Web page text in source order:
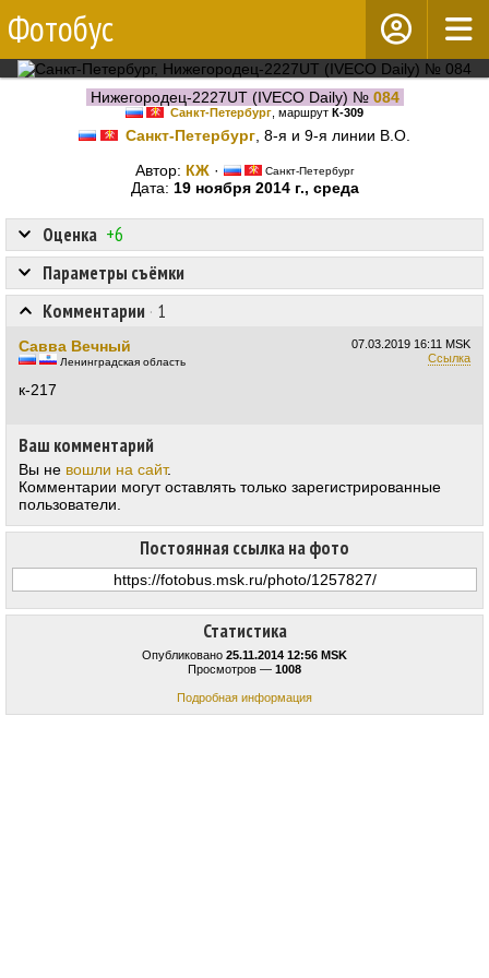
Фотобус
Нижегородец-2227UT (IVECO Daily) № 084
Санкт-Петербург , маршрут К-309
Санкт-Петербург , 8-я и 9-я линии В.О.
Автор: КЖ· Санкт-Петербург
Дата: 19 ноября 2014 г., среда
Статистика
Опубликовано 25.11.2014 12:56 MSK
Просмотров — 1008
Подробная информация
Оценка +6
Постоянная ссылка на фото
Параметры съёмки
Комментарии · 1
07.03.2019 16:11 MSK
Ссылка
Савва Вечный
Ленинградская область
к-217
Ваш комментарий
Вы не вошли на сайт.
Комментарии могут оставлять только зарегистрированные
пользователи.